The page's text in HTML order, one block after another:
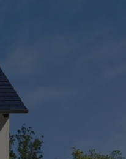
wie z.B. Tracking- und
nur Drittanbieter-Inhalte oder die
nur die technisch
Sie können Ihre Cookie-
Cookie-Details
zurück